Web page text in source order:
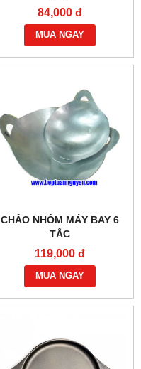
84,000 đ
MUA NGAY
CHẢO NHÔM MÁY BAY 6
TẤC
119,000 đ
MUA NGAY